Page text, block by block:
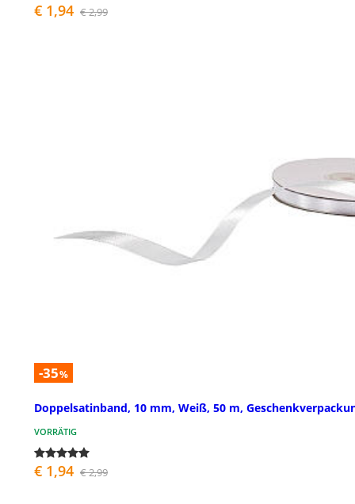
€ 1,94 € 2,99
-35%
Doppelsatinband, 10 mm, Weiß, 50 m,
VORRÄTIG
€ 1,94 € 2,99